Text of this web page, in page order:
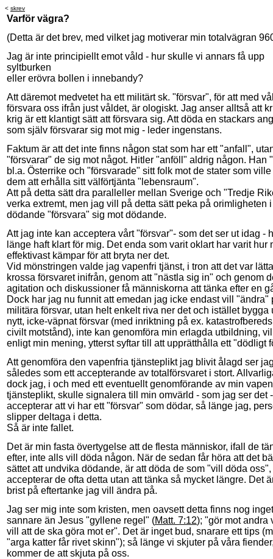
< skrev
Varför vägra?
(Detta är det brev, med vilket jag motiverar min totalvägran
Jag är inte principiellt emot våld - hur skulle vi annars få upp
syltburken
eller erövra bollen i innebandy?
Att däremot medvetet ha ett militärt sk. "försvar", för att med
försvara oss ifrån just våldet, är ologiskt. Jag anser alltså att
krig är ett klantigt sätt att försvara sig. Att döda en stackars
som själv försvarar sig mot mig - leder ingenstans.
Faktum är att det inte finns någon stat som har ett "anfall",
"försvarar" de sig mot något. Hitler "anföll" aldrig någon. Han
bl.a. Österrike och "försvarade" sitt folk mot de stater som
dem att erhålla sitt välförtjänta "lebensraum".
Att på detta sätt dra paralleller mellan Sverige och "Tredje
verka extremt, men jag vill på detta sätt peka på orimligheten
dödande "försvara" sig mot dödande.
Att jag inte kan acceptera vårt "försvar"- som det ser ut idag -
länge haft klart för mig. Det enda som varit oklart har varit hur
effektivast kämpar för att bryta ner det.
Vid mönstringen valde jag vapenfri tjänst, i tron att det var
krossa försvaret inifrån, genom att "nästla sig in" och genom
agitation och diskussioner få människorna att tänka efter en
Dock har jag nu funnit att emedan jag icke endast vill "ändra"
militära försvar, utan helt enkelt riva ner det och istället bygga
nytt, icke-väpnat försvar (med inriktning på ex.
civilt motstånd), inte kan genomföra min erlagda utbildning,
enligt min mening, ytterst syftar till att upprätthålla ett "dödligt
Att genomföra den vapenfria tjänsteplikt jag blivit ålagd ser
således som ett accepterande av totalförsvaret i stort.
dock jag, i och med ett eventuellt genomförande av min
tjänsteplikt, skulle signalera till min omvärld - som jag ser det
accepterar att vi har ett "försvar" som dödar, så länge jag,
slipper deltaga i detta.
Så är inte fallet.
Det är min fasta övertygelse att de flesta människor, ifall de
efter, inte alls vill döda någon. När de sedan får höra att det
sättet att undvika dödande, är att döda de som "vill döda oss",
accepterar de ofta detta utan att tänka så mycket längre. Det
brist på eftertanke jag vill ändra på.
Jag ser mig inte som kristen, men oavsett detta finns nog inget
sannare än Jesus "gyllene regel" (Matt. 7:12); "gör mot andra
vill att de ska göra mot er". Det är inget bud, snarare ett tips
"arga katter får rivet skinn"); så länge vi skjuter på våra
kommer de att skjuta på oss.